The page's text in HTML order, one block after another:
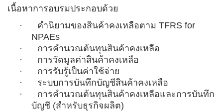
เนื้อหาการอบรมประกอบด้วย
·
คำนิยามของสินค้าคงเหลือตาม TFRS for
NPAEs
·
การคำนวณต้นทุนสินค้าคงเหลือ
·
การวัดมูลค่าสินค้าคงเหลือ
·
การรับรู้เป็นค่าใช้จ่าย
·
ระบบการบันทึกบัญชีสินค้าคงเหลือ
·
การคำนวณต้นทุนสินค้าคงเหลือและการบันทึก
บัญชี (สำหรับธุรกิจผลิต)